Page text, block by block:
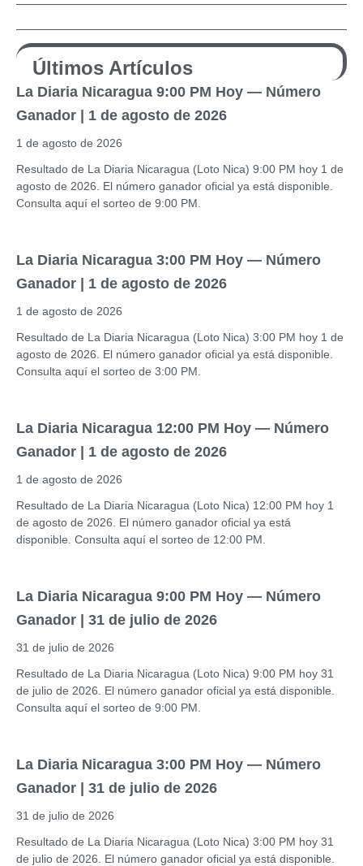
Últimos Artículos
La Diaria Nicaragua 9:00 PM Hoy — Número
Ganador | 1 de agosto de 2026
1 de agosto de 2026
Resultado de La Diaria Nicaragua (Loto Nica) 9:00 PM hoy 1 de
agosto de 2026. El número ganador oficial ya está disponible.
Consulta aquí el sorteo de 9:00 PM.
La Diaria Nicaragua 3:00 PM Hoy — Número
Ganador | 1 de agosto de 2026
1 de agosto de 2026
Resultado de La Diaria Nicaragua (Loto Nica) 3:00 PM hoy 1 de
agosto de 2026. El número ganador oficial ya está disponible.
Consulta aquí el sorteo de 3:00 PM.
La Diaria Nicaragua 12:00 PM Hoy — Número
Ganador | 1 de agosto de 2026
1 de agosto de 2026
Resultado de La Diaria Nicaragua (Loto Nica) 12:00 PM hoy 1
de agosto de 2026. El número ganador oficial ya está
disponible. Consulta aquí el sorteo de 12:00 PM.
La Diaria Nicaragua 9:00 PM Hoy — Número
Ganador | 31 de julio de 2026
31 de julio de 2026
Resultado de La Diaria Nicaragua (Loto Nica) 9:00 PM hoy 31
de julio de 2026. El número ganador oficial ya está disponible.
Consulta aquí el sorteo de 9:00 PM.
La Diaria Nicaragua 3:00 PM Hoy — Número
Ganador | 31 de julio de 2026
31 de julio de 2026
Resultado de La Diaria Nicaragua (Loto Nica) 3:00 PM hoy 31
de julio de 2026. El número ganador oficial ya está disponible.